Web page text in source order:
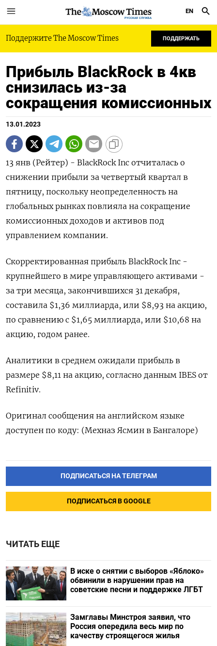
РУССКАЯ СЛУЖБА
EN
Поддержите The Moscow Times ПОДДЕРЖАТЬ
Прибыль BlackRock в 4кв
снизилась из-за
сокращения комиссионных
13.01.2023
13 янв (Рейтер) - BlackRock Inc отчиталась о
снижении прибыли за четвертый квартал в
пятницу, поскольку неопределенность на
глобальных рынках повлияла на сокращение
комиссионных доходов и активов под
управлением компании.
Скорректированная прибыль BlackRock Inc -
крупнейшего в мире управляющего активами -
за три месяца, закончившихся 31 декабря,
составила $1,36 миллиарда, или $8,93 на акцию,
по сравнению с $1,65 миллиарда, или $10,68 на
акцию, годом ранее.
Аналитики в среднем ожидали прибыль в
размере $8,11 на акцию, согласно данным IBES от
Refinitiv.
Оригинал сообщения на английском языке
доступен по коду: (Мехназ Ясмин в Бангалоре)
ПОДПИСАТЬСЯ НА ТЕЛЕГРАМ
ПОДПИСАТЬСЯ В GOOGLE
ЧИТАТЬ ЕЩЕ
В иске о снятии с выборов «Яблоко»
обвинили в нарушении прав на
советские песни и поддержке ЛГБТ
Замглавы Минстроя заявил, что
Россия опередила весь мир по
качеству строящегося жилья